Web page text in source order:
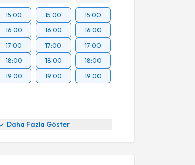
15:00
16:00
17:00
18:00
19:00
15:00
16:00
17:00
18:00
19:00
15:00
16:00
17:00
18:00
19:00
Daha Fazla Göster